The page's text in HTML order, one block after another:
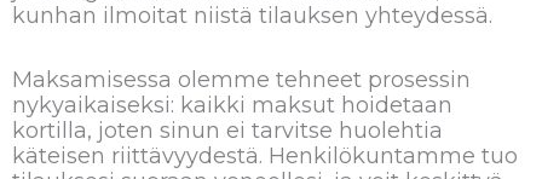
kunhan ilmoitat niistä tilauksen yhteydessä.
Maksamisessa olemme tehneet prosessin
nykyaikaiseksi: kaikki maksut hoidetaan
kortilla, joten sinun ei tarvitse huolehtia
käteisen riittävyydestä. Henkilökuntamme tuo